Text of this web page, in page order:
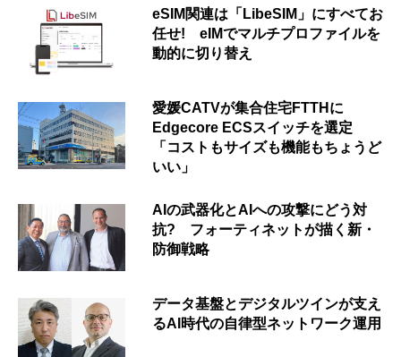
eSIM関連は「LibeSIM」にすべてお
任せ! eIMでマルチプロファイルを
動的に切り替え
愛媛CATVが集合住宅FTTHに
Edgecore ECSスイッチを選定
「コストもサイズも機能もちょうど
いい」
AIの武器化とAIへの攻撃にどう対
抗? フォーティネットが描く新・
防御戦略
データ基盤とデジタルツインが支え
るAI時代の自律型ネットワーク運用